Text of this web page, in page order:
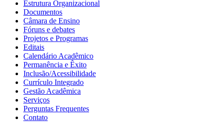
Estrutura Organizacional
Documentos
Câmara de Ensino
Fóruns e debates
Projetos e Programas
Editais
Calendário Acadêmico
Permanência e Êxito
Inclusão/Acessibilidade
Currículo Integrado
Gestão Acadêmica
Serviços
Perguntas Frequentes
Contato